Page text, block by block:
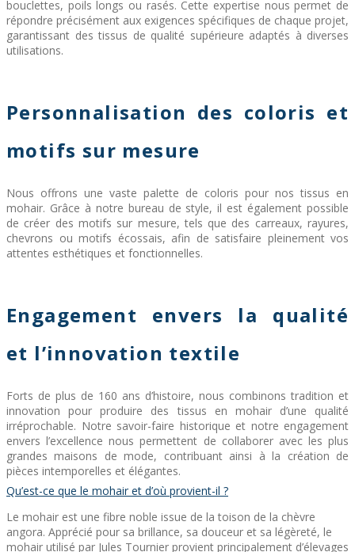
bouclettes, poils longs ou rasés. Cette expertise nous permet de
répondre précisément aux exigences spécifiques de chaque projet,
garantissant des tissus de qualité supérieure adaptés à diverses
utilisations.
Personnalisation des coloris et
motifs sur mesure
Nous offrons une vaste palette de coloris pour nos tissus en
mohair. Grâce à notre bureau de style, il est également possible
de créer des motifs sur mesure, tels que des carreaux, rayures,
chevrons ou motifs écossais, afin de satisfaire pleinement vos
attentes esthétiques et fonctionnelles.
Engagement envers la qualité
et l’innovation textile
Forts de plus de 160 ans d’histoire, nous combinons tradition et
innovation pour produire des tissus en mohair d’une qualité
irréprochable. Notre savoir-faire historique et notre engagement
envers l’excellence nous permettent de collaborer avec les plus
grandes maisons de mode, contribuant ainsi à la création de
pièces intemporelles et élégantes.
Qu’est-ce que le mohair et d’où provient-il ?
Le mohair est une fibre noble issue de la toison de la chèvre
angora. Apprécié pour sa brillance, sa douceur et sa légèreté, le
mohair utilisé par Jules Tournier provient principalement d’élevages